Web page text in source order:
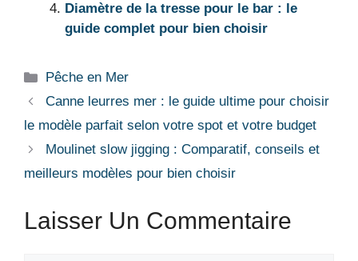
Diamètre de la tresse pour le bar : le
guide complet pour bien choisir
Catégories
Pêche en Mer
Canne leurres mer : le guide ultime pour choisir
le modèle parfait selon votre spot et votre budget
Moulinet slow jigging : Comparatif, conseils et
meilleurs modèles pour bien choisir
Laisser Un Commentaire